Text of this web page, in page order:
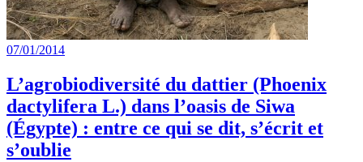
07/01/2014
L’agrobiodiversité du dattier (Phoenix
dactylifera L.) dans l’oasis de Siwa
(Égypte) : entre ce qui se dit, s’écrit et
s’oublie